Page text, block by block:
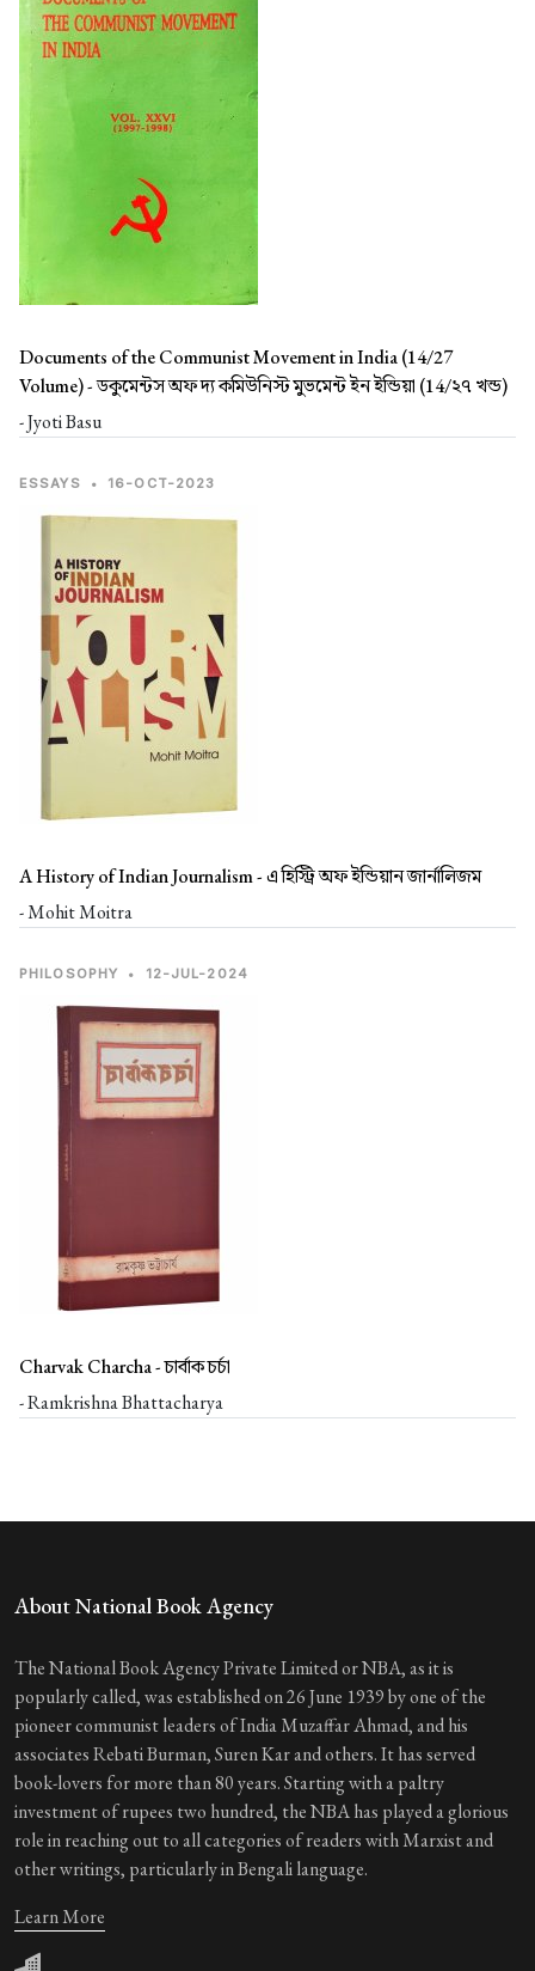
Documents of the Communist Movement in India (14/27
Volume) -ডকুমেন্টস অফ দ্য কমিউনিস্ট মুভমেন্ট ইন ইন্ডিয়া (14/২৭ খন্ড)
- Jyoti Basu
ESSAYS • 16-OCT-2023
A History of Indian Journalism -এ হিস্ট্রি অফ ইন্ডিয়ান জার্নালিজম
- Mohit Moitra
PHILOSOPHY • 12-JUL-2024
Charvak Charcha -চার্বাক চর্চা
- Ramkrishna Bhattacharya
About National Book Agency
The National Book Agency Private Limited or NBA, as it is
popularly called, was established on 26 June 1939 by one of the
pioneer communist leaders of India Muzaffar Ahmad, and his
associates Rebati Burman, Suren Kar and others. It has served
book-lovers for more than 80 years. Starting with a paltry
investment of rupees two hundred, the NBA has played a glorious
role in reaching out to all categories of readers with Marxist and
other writings, particularly in Bengali language.
Learn More